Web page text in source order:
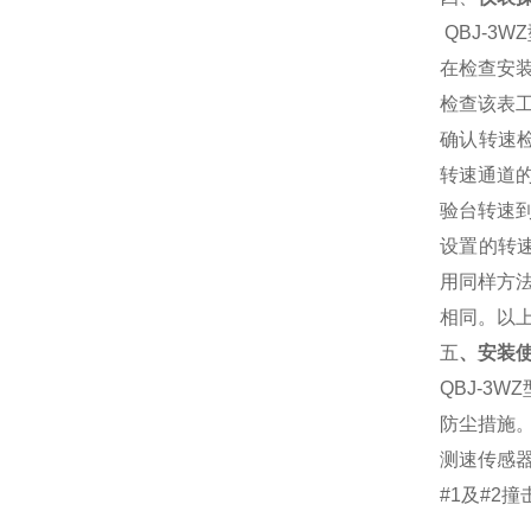
QBJ-
在检查安
检查该表
确认转速
转速通道
验台转速
设置的转
用同样方
相同。以
五、安装
QBJ-3WZ
防尘措施
测速传感
#1及#2撞